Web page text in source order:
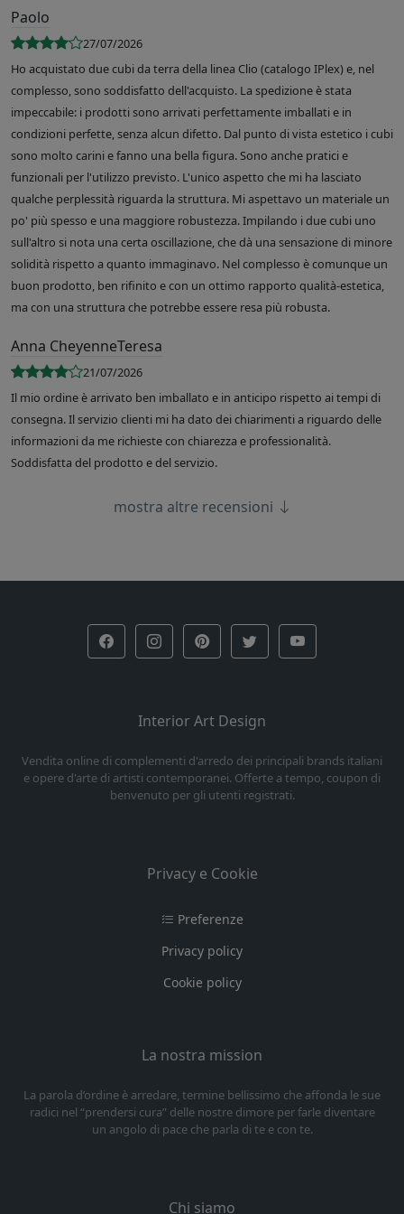
Paolo
27/07/2026
Ho acquistato due cubi da terra della linea Clio (catalogo IPlex) e, nel
complesso, sono soddisfatto dell'acquisto. La spedizione è stata
impeccabile: i prodotti sono arrivati perfettamente imballati e in
condizioni perfette, senza alcun difetto. Dal punto di vista estetico i cubi
sono molto carini e fanno una bella figura. Sono anche pratici e
funzionali per l'utilizzo previsto. L'unico aspetto che mi ha lasciato
qualche perplessità riguarda la struttura. Mi aspettavo un materiale un
po' più spesso e una maggiore robustezza. Impilando i due cubi uno
sull'altro si nota una certa oscillazione, che dà una sensazione di minore
solidità rispetto a quanto immaginavo. Nel complesso è comunque un
buon prodotto, ben rifinito e con un ottimo rapporto qualità-estetica,
ma con una struttura che potrebbe essere resa più robusta.
Anna CheyenneTeresa
21/07/2026
Il mio ordine è arrivato ben imballato e in anticipo rispetto ai tempi di
consegna. Il servizio clienti mi ha dato dei chiarimenti a riguardo delle
informazioni da me richieste con chiarezza e professionalità.
Soddisfatta del prodotto e del servizio.
mostra altre recensioni
Interior Art Design
Vendita online di complementi d'arredo dei principali brands italiani
e opere d'arte di artisti contemporanei. Offerte a tempo, coupon di
benvenuto per gli utenti registrati.
Privacy e Cookie
Preferenze
Privacy policy
Cookie policy
La nostra mission
La parola d’ordine è arredare, termine bellissimo che affonda le sue
radici nel “prendersi cura” delle nostre dimore per farle diventare
un angolo di pace che parla di te e con te.
Chi siamo